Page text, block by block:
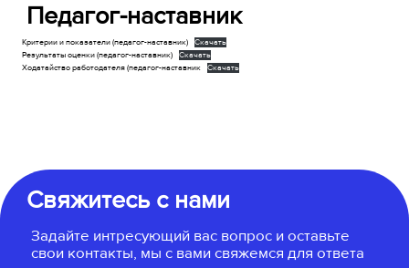
Педагог-наставник
Критерии и показатели (педагог-наставник)
Скачать
Результаты оценки (педагог-наставник)
Скачать
Ходатайство работодателя (педагог-наставник
Скачать
Свяжитесь с нами
Задайте интресующий вас вопрос и оставьте
свои контакты, мы с вами свяжемся для ответа